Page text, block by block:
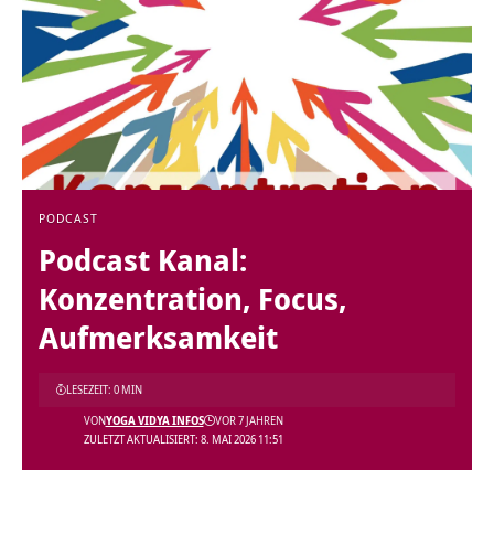
PODCAST
Podcast Kanal:
Konzentration, Focus,
Aufmerksamkeit
ZULETZT AKTUALISIERT: 8. MAI 2026 11:51
VONYOGA VIDYA INFOS VOR 7 JAHREN
LESEZEIT: 0 MIN